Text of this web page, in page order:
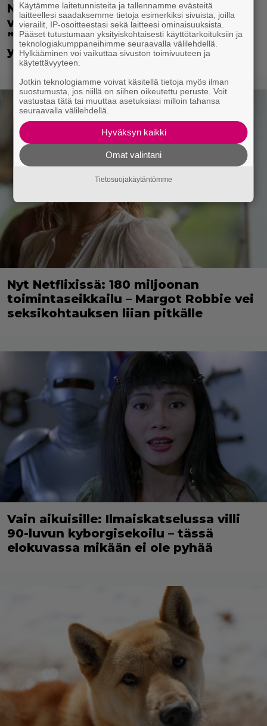
Nyt Netflixissä: Christopher Nolanin
viiden tähden mysteerileffa –
”Huikean hienosti kirjoitettu
yllätyskäänteiden sarja”
Nyt Netflixissä: 180 miljoonan
toimintaseikkailu – Margot Robbie vei
seksikohtauksen liian pitkälle
Vain aikuisille: Ilmaiskatselussa villi
90-luvun kyborgisekoilu – tässä
elokuvassa mikään ei ole pyhää
Käytämme laitetunnisteita ja tallennamme evästeitä
laitteellesi saadaksemme tietoja esimerkiksi sivuista, joilla
vierailit, IP-osoitteestasi sekä laitteesi ominaisuuksista.
Pääset tutustumaan yksityiskohtaisesti käyttötarkoituksiin ja
teknologiakumppaneihimme seuraavalla välilehdellä.
Hylkääminen voi vaikuttaa sivuston toimivuuteen ja
käytettävyyteen.
Jotkin teknologiamme voivat käsitellä tietoja myös ilman
suostumusta, jos niillä on siihen oikeutettu peruste. Voit
vastustaa tätä tai muuttaa asetuksiasi milloin tahansa
seuraavalla välilehdellä.
Hyväksyn kaikki
Omat valintani
Tietosuojakäytäntömme